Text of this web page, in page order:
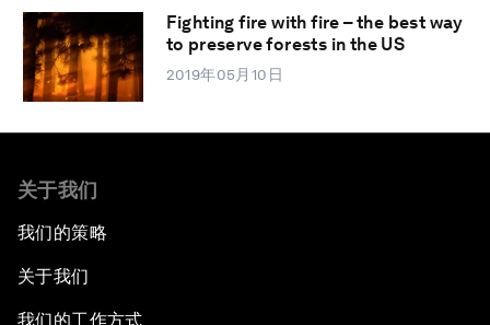
Fighting fire with fire – the best way
to preserve forests in the US
2019年05月10日
关于我们
我们的策略
关于我们
我们的工作方式